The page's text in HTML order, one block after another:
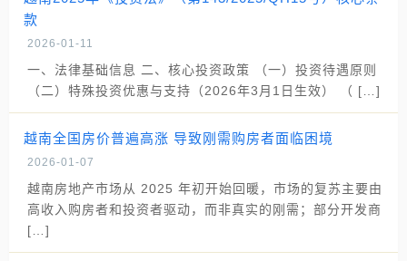
款
2026-01-11
一、法律基础信息 二、核心投资政策 （一）投资待遇原则
（二）特殊投资优惠与支持（2026年3月1日生效） （ […]
越南全国房价普遍高涨 导致刚需购房者面临困境
2026-01-07
越南房地产市场从 2025 年初开始回暖，市场的复苏主要由
高收入购房者和投资者驱动，而非真实的刚需；部分开发商
[…]